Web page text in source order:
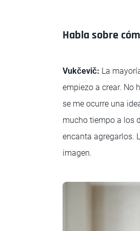
Habla sobre
Vukčevič: La
empiezo a crear. No
se me ocurre una
mucho tiempo a los
encanta agregarlos.
imagen.